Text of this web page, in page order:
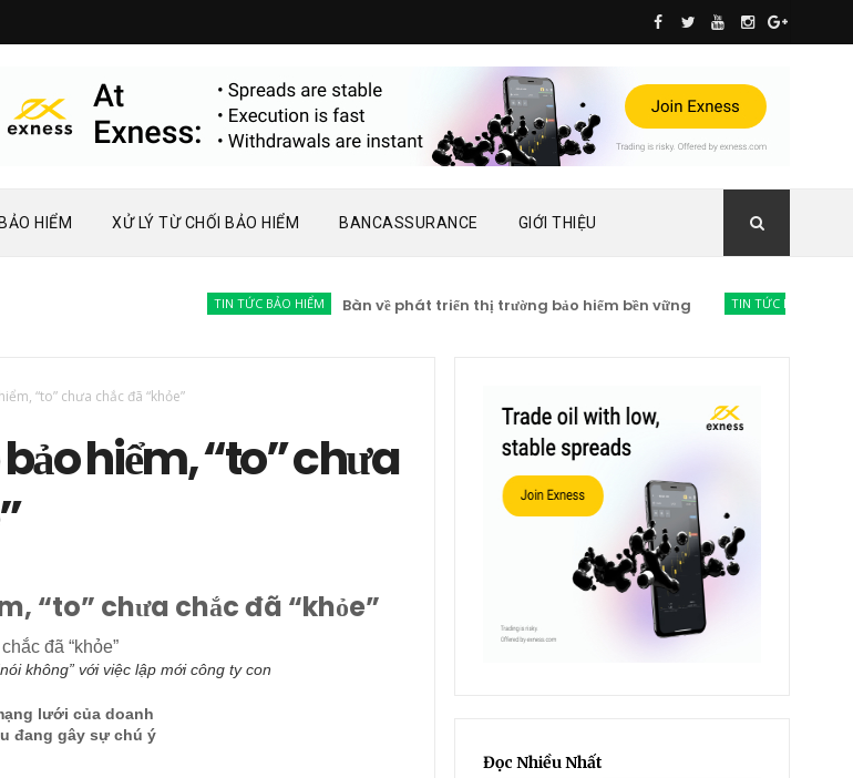
HIỂM XỬ LÝ TỪ CHỐI BẢO HIỂM BANCASSURANCE GIỚI THIỆU
TIN TỨC BẢO HIỂM Bàn về phát triển thị trường bảo hiểm bền vững TIN TỨC BẢO HIỂM
“to” chưa chắc đã “khỏe”
hiểm, “to” chưa
“to” chưa chắc đã “khỏe”
không” với việc lập mới công ty con
lưới của doanh
đang gây sự chú ý
Đọc Nhiều Nhất